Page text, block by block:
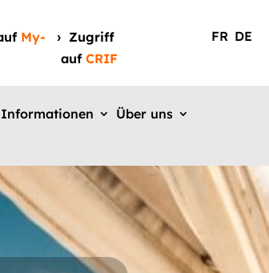
My-
Zugriff
aufCRIF
FR DE
Über uns